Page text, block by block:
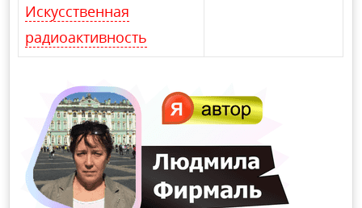
Искусственная
радиоактивность